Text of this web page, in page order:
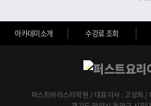
아카데미소개 수강료 조회
퍼스트바리스타학원 / 대표이사 : 고성희 /